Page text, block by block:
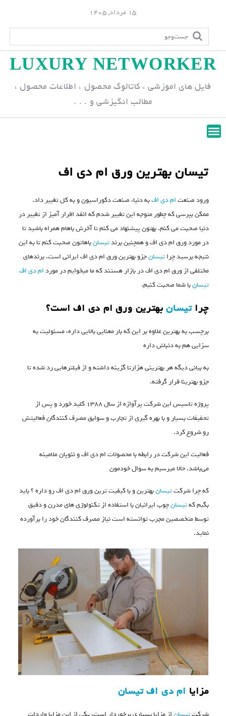
p
n
15 مرداد, 1405
LUXURY NETWORKER
فایل های اموزشی ، کاتالوگ محصول ، اطلاعات محصول ،
مطالب انگیزشی و . . .
تیسان بهترین ورق ام دی اف
ورود صنعتام دی افبه دنیا، صنعت دکوراسیون و به کل تغییر داد.
ممکن بپرسی که چطور متوجه این تغییر شدم که انقد اقرار آمیز از تغییر در
دنیا صحبت می کنم. بهتون پیشنهاد می کنم تا آخرش باهام همراه باشید تا
در مورد ورق ام دی اف و همچنین برندتیسانباهاتون صحبت کنم تا به این
نتیجه برسید چراتیسانجزو بهترین ورق ام دی اف ایرانی است. برندهای
مختلفی از ورق ام دی اف در بازار هستند که ما میخوایم در موردام دی اف
تیسانبا شما صحبت کنیم.
چراتیسانبهترین ورق ام دی اف است؟
برچسب به بهترین علاوه بر این که بار معنایی بالایی داره، مسئولیت به
سزایی هم به دنباش داره
به بیانی دیگه هر بهترینی هزارتا گزینه داشته و از فیلترهایی رد شده تا
جزو بهترینا قرار گرفته.
پروژه تاسیس این شرکت پرآوازه از سال ۱۳۸۸ کلید خورد و پس از
تحقیقات بسیار و با بهره گیری از تجارب و سوابق مصرف کنندگان فعالیتش
رو شروع کرد.
فعالیت این شرکت در رابطه با محصولات ام دی اف و نئوپان ملامینه
می‌باشد. حالا میرسیم به سوال خودمون
که چرا شرکتتیسانبهترین و با کیفیت ترین ورق ام دی اف رو داره ؟ باید
بگیم کهتیسانچوب ایرانیان با استفاده از تکنولوژی های مدرن و دقیق
توسط متخصصین مجرب توانسته است نیاز مصرف کنندگان خود را برآورده
نماید.
مزایا ام دی اف تیسان